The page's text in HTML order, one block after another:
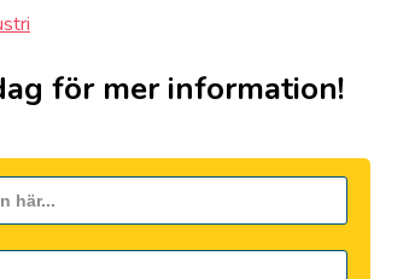
för mer information!